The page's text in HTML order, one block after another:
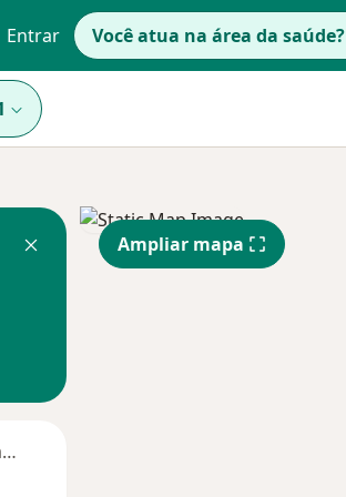
Entrar Você atua na área da saúde?
Segunda-feira
Ampliar mapa